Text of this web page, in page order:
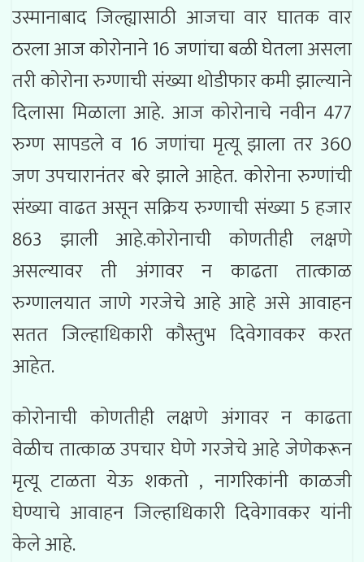
उस्मानाबाद जिल्ह्यासाठी आजचा वार घातक वार
ठरला आज कोरोनाने 16 जणांचा बळी घेतला असला
तरी कोरोना रुग्णाची संख्या थोडीफार कमी झाल्याने
दिलासा मिळाला आहे. आज कोरोनाचे नवीन 477
रुग्ण सापडले व 16 जणांचा मृत्यू झाला तर 360
जण उपचारानंतर बरे झाले आहेत. कोरोना रुग्णांची
संख्या वाढत असून सक्रिय रुग्णाची संख्या 5 हजार
863 झाली आहे.कोरोनाची कोणतीही लक्षणे
असल्यावर ती अंगावर न काढता तात्काळ
रुग्णालयात जाणे गरजेचे आहे आहे असे आवाहन
सतत जिल्हाधिकारी कौस्तुभ दिवेगावकर करत
आहेत.
कोरोनाची कोणतीही लक्षणे अंगावर न काढता
वेळीच तात्काळ उपचार घेणे गरजेचे आहे जेणेकरून
मृत्यू टाळता येऊ शकतो , नागरिकांनी काळजी
घेण्याचे आवाहन जिल्हाधिकारी दिवेगावकर यांनी
केले आहे.